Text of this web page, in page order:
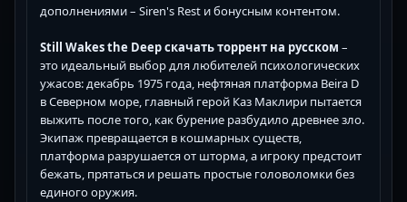
дополнениями – Siren's Rest и бонусным контентом.
Still Wakes the Deep скачать торрент на русском –
это идеальный выбор для любителей психологических
ужасов: декабрь 1975 года, нефтяная платформа Beira D
в Северном море, главный герой Каз Маклири пытается
выжить после того, как бурение разбудило древнее зло.
Экипаж превращается в кошмарных существ,
платформа разрушается от шторма, а игроку предстоит
бежать, прятаться и решать простые головоломки без
единого оружия.